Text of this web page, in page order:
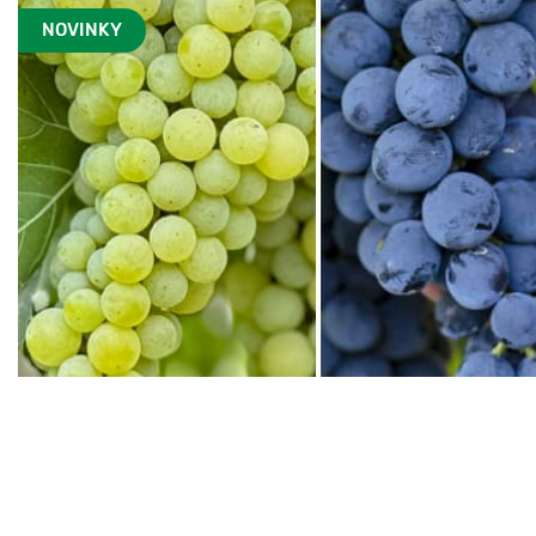
NOVINKY